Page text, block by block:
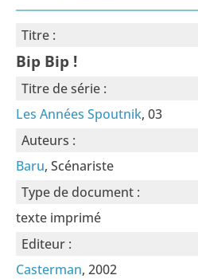
Titre :
Bip Bip !
Titre de série :
Les Années Spoutnik, 03
Auteurs :
Baru, Scénariste
Type de document :
texte imprimé
Editeur :
Casterman, 2002